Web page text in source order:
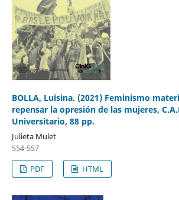
BOLLA, Luisina. (2021) Feminismo
repensar la opresión de las mujeres,
Universitario, 88 pp.
Julieta Mulet
554-557
PDF
HTML